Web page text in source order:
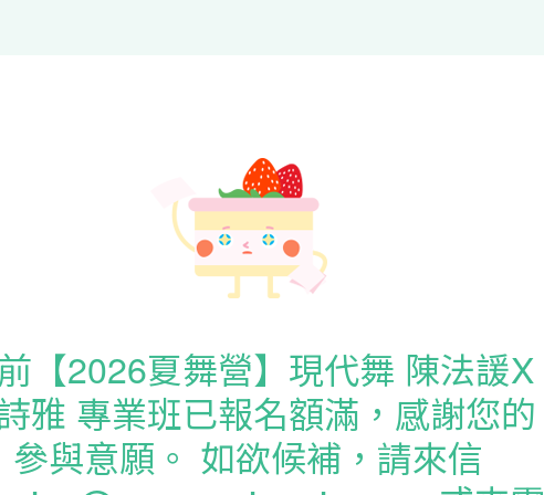
【2026夏舞營】現代舞 陳法諼X
雅 專業班已報名額滿，感謝您的
參與意願。 如欲候補，請來信